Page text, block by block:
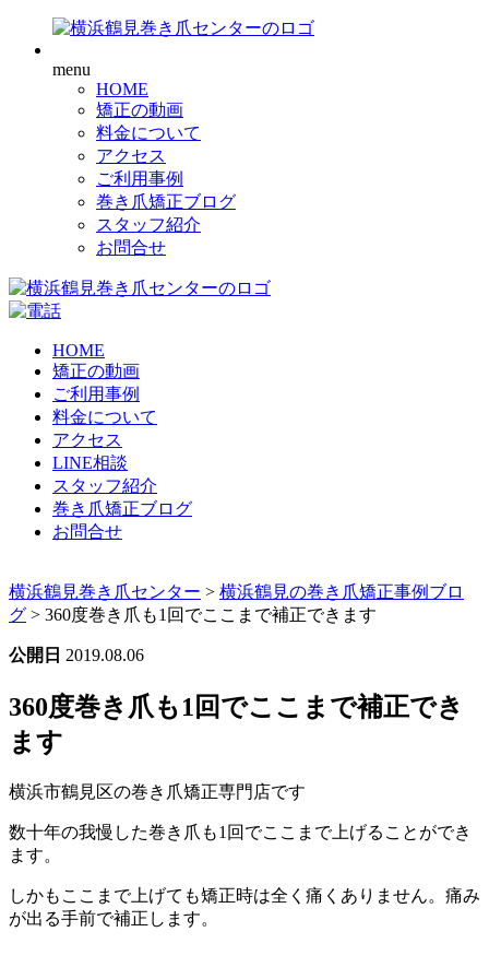
menu
HOME
矯正の動画
料金について
アクセス
ご利用事例
巻き爪矯正ブログ
スタッフ紹介
お問合せ
HOME
矯正の動画
ご利用事例
料金について
アクセス
LINE相談
スタッフ紹介
巻き爪矯正ブログ
お問合せ
横浜鶴見巻き爪センター > 横浜鶴見の巻き爪矯正事例ブロ
グ > 360度巻き爪も1回でここまで補正できます
公開日 2019.08.06
360度巻き爪も1回でここまで補正でき
ます
横浜市鶴見区の巻き爪矯正専門店です
数十年の我慢した巻き爪も1回でここまで上げることができ
ます。
しかもここまで上げても矯正時は全く痛くありません。痛み
が出る手前で補正します。